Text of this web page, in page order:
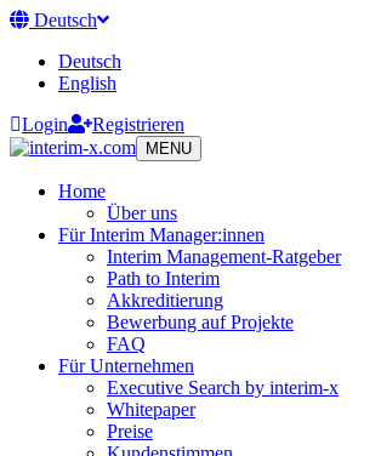
Deutsch
Deutsch
English
Login
Registrieren
MENU
Home
Über uns
Für Interim Manager:innen
Interim Management-Ratgeber
Path to Interim
Akkreditierung
Bewerbung auf Projekte
FAQ
Für Unternehmen
Executive Search by interim-x
Whitepaper
Preise